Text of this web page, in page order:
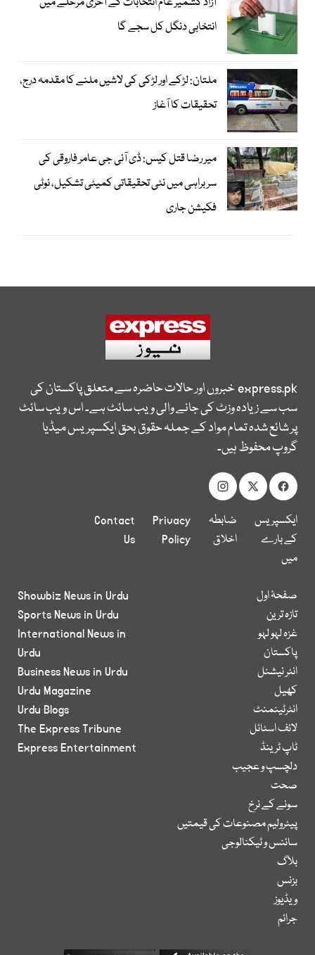
انتخابی دنگل کل سجے گا
ملتان: لڑکے اور لڑکی کی لاشیں ملنے کا مقدمہ درج،
تحقیقات کا آغاز
میر رضا قتل کیس: ڈی آئی جی عامر فاروقی کی
سربراہی میں نئی تحقیقاتی کمیٹی تشکیل، نوٹی
فکیشن جاری
express.pkخبروں اور حالات حاضرہ سے متعلق پاکستان کی
سب سے زیادہ وزٹ کی جانے والی ویب سائٹ ہے۔ اس ویب سائٹ
پر شائع شدہ تمام مواد کے جملہ حقوق بحق ایکسپریس میڈیا
گروپ محفوظ ہیں۔
ایکسپریس
کے بارے
میں
ضابطہ
اخلاق
Privacy
Policy
Contact
Us
صفحۂ اول
تازہ ترین
غزہ لہو لہو
پاکستان
انٹر نیشنل
کھیل
انٹرٹینمنٹ
لائف اسٹائل
ٹاپ ٹرینڈ
دلچسپ و عجیب
صحت
سونے کے نرخ
پیٹرولیم مصنوعات کی قیمتیں
سائنس و ٹیکنالوجی
بلاگ
بزنس
ویڈیوز
جرائم
Showbiz News in Urdu
Sports News in Urdu
International News in
Urdu
Business News in Urdu
Urdu Magazine
Urdu Blogs
The Express Tribune
Express Entertainment